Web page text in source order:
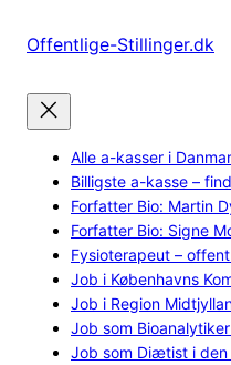
Offentlige-Stillinger.dk
Alle a-kasser i
Billigste a-kasse –
Forfatter Bio: Martin
Forfatter Bio: Signe
Fysioterapeut –
Job i Københavns
Job i Region
Job som
Job som Diætist i